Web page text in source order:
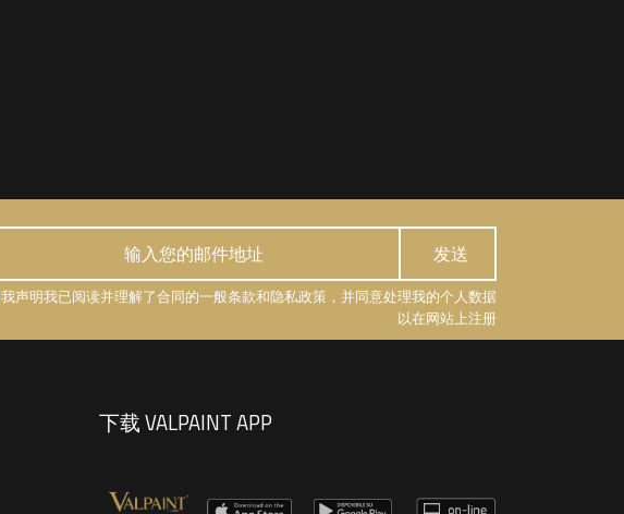
我声明我已阅读并理解了合同的一般条款和隐私政策，并同意处理我的个人数据
以在网站上注册
下载 VALPAINT APP